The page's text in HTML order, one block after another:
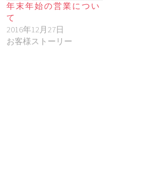
年末年始の営業につい
て
2016年12月27日
お客様ストーリー